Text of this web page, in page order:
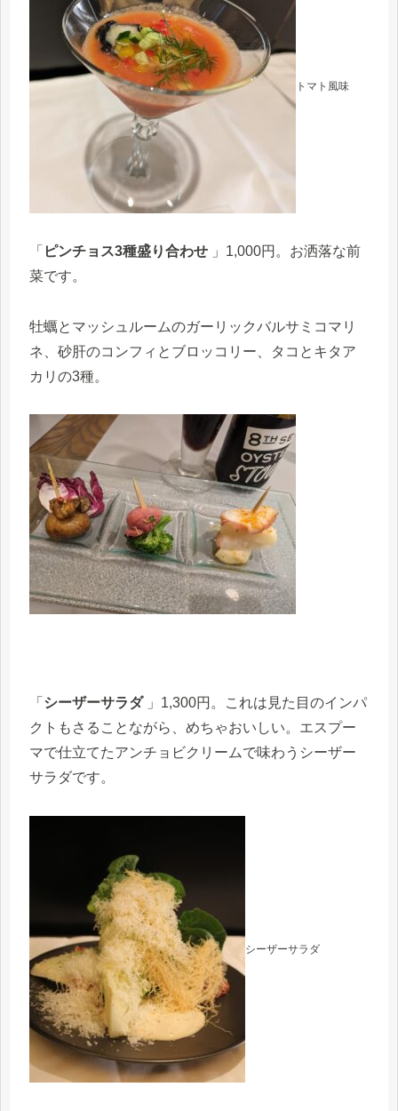
トマト風味
「 ピンチョス3種盛り合わせ 」1,000円。お洒落な前
菜です。
牡蠣とマッシュルームのガーリックバルサミコマリ
ネ、砂肝のコンフィとブロッコリー、タコとキタア
カリの3種。
「 シーザーサラダ」1,300円。これは見た目のインパ
クトもさることながら、めちゃおいしい。エスプー
マで仕立てたアンチョビクリームで味わうシーザー
サラダです。
シーザーサラダ